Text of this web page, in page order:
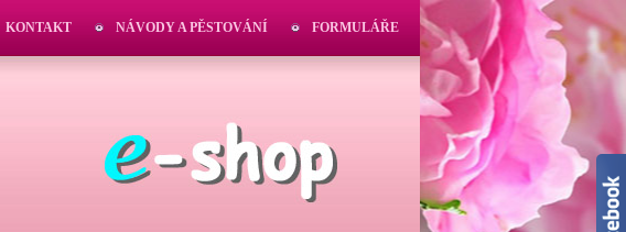
KONTAKT NÁVODY A PĚSTOVÁNÍ FORMULÁŘE